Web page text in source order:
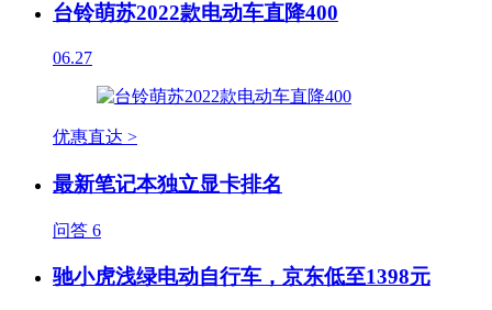
台铃萌苏2022款电动车直降400
06.27
优惠直达 >
最新笔记本独立显卡排名
问答 6
驰小虎浅绿电动自行车，京东低至1398元